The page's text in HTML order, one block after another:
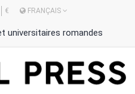
€ FRANÇAIS
universitaires romandes